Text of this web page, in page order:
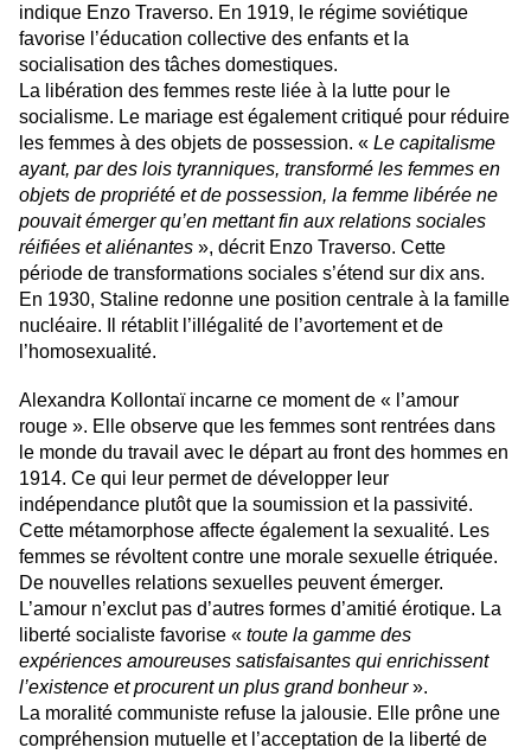
indique Enzo Traverso. En 1919, le régime soviétique
favorise l’éducation collective des enfants et la
socialisation des tâches domestiques.
La libération des femmes reste liée à la lutte pour le
socialisme. Le mariage est également critiqué pour réduire
les femmes à des objets de possession. « Le capitalisme
ayant, par des lois tyranniques, transformé les femmes en
objets de propriété et de possession, la femme libérée ne
pouvait émerger qu’en mettant fin aux relations sociales
réifiées et aliénantes », décrit Enzo Traverso. Cette
période de transformations sociales s’étend sur dix ans.
En 1930, Staline redonne une position centrale à la famille
nucléaire. Il rétablit l’illégalité de l’avortement et de
l’homosexualité.
Alexandra Kollontaï incarne ce moment de « l’amour
rouge ». Elle observe que les femmes sont rentrées dans
le monde du travail avec le départ au front des hommes en
1914. Ce qui leur permet de développer leur
indépendance plutôt que la soumission et la passivité.
Cette métamorphose affecte également la sexualité. Les
femmes se révoltent contre une morale sexuelle étriquée.
De nouvelles relations sexuelles peuvent émerger.
L’amour n’exclut pas d’autres formes d’amitié érotique. La
liberté socialiste favorise « toute la gamme des
expériences amoureuses satisfaisantes qui enrichissent
l’existence et procurent un plus grand bonheur».
La moralité communiste refuse la jalousie. Elle prône une
compréhension mutuelle et l’acceptation de la liberté de